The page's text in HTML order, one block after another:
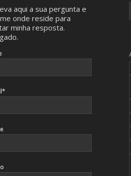
aqui a sua pergunta e
onde reside para
minha resposta.